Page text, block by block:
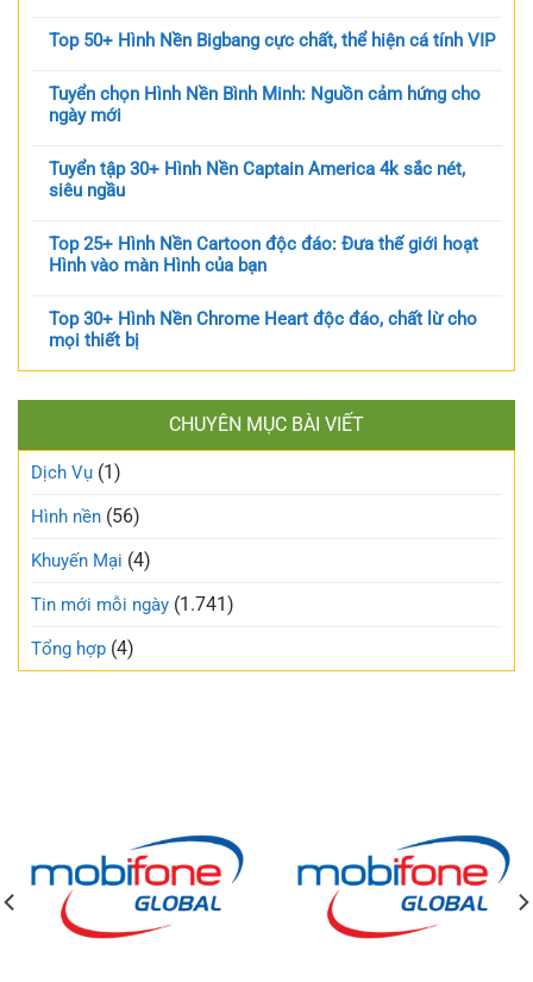
Top 50+ Hình Nền Bigbang cực chất, thể hiện cá tính VIP
Tuyển chọn Hình Nền Bình Minh: Nguồn cảm hứng cho
ngày mới
Tuyển tập 30+ Hình Nền Captain America 4k sắc nét,
siêu ngầu
Top 25+ Hình Nền Cartoon độc đáo: Đưa thế giới hoạt
Hình vào màn Hình của bạn
Top 30+ Hình Nền Chrome Heart độc đáo, chất lừ cho
mọi thiết bị
CHUYÊN MỤC BÀI VIẾT
Dịch Vụ (1)
Hình nền (56)
Khuyến Mại (4)
Tin mới mỗi ngày (1.741)
Tổng hợp (4)